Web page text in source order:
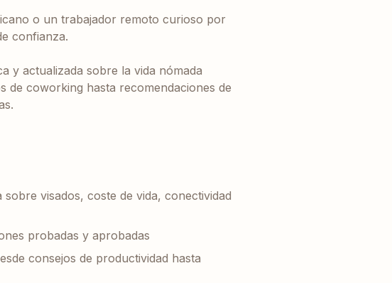
o un trabajador remoto curioso por
confianza.
y actualizada sobre la vida nómada
de coworking hasta recomendaciones de
visados, coste de vida, conectividad
probadas y aprobadas
consejos de productividad hasta